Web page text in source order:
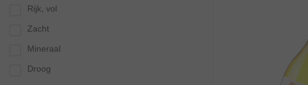
Rijk, vol
Zacht
Mineraal
Droog